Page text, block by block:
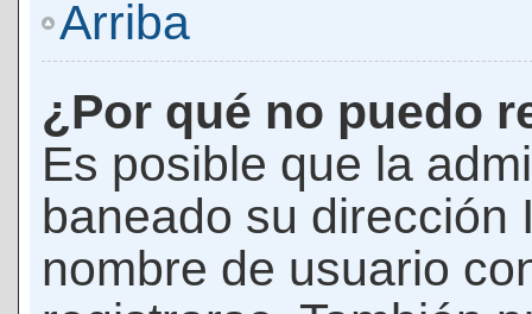
Arriba
¿Por qué no puedo
Es posible que la
baneado su dirección
nombre de usuario